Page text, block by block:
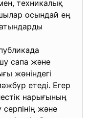
техникалық
осындай ең
сапа және
жөніндегі
етеді. Егер
нарығының
және